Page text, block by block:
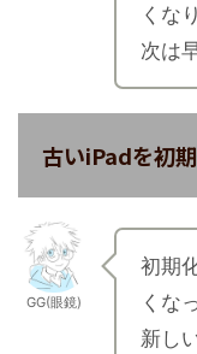
くな
次は
古いiPadを初
GG(眼鏡)
初期
くな
新し